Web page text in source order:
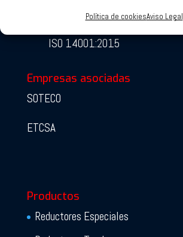
Política de cookiesAviso Legal
ISO 9001:2015
ISO 14001:2015
Empresas asociadas
SOTECO
ETCSA
Productos
Reductores Especiales